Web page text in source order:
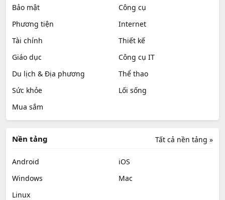
Bảo mật
Công cụ
Phương tiện
Internet
Tài chính
Thiết kế
Giáo dục
Công cụ IT
Du lịch & Địa phương
Thể thao
Sức khỏe
Lối sống
Mua sắm
Tất cả nền tảng »
Nền tảng
Android
iOS
Windows
Mac
Linux